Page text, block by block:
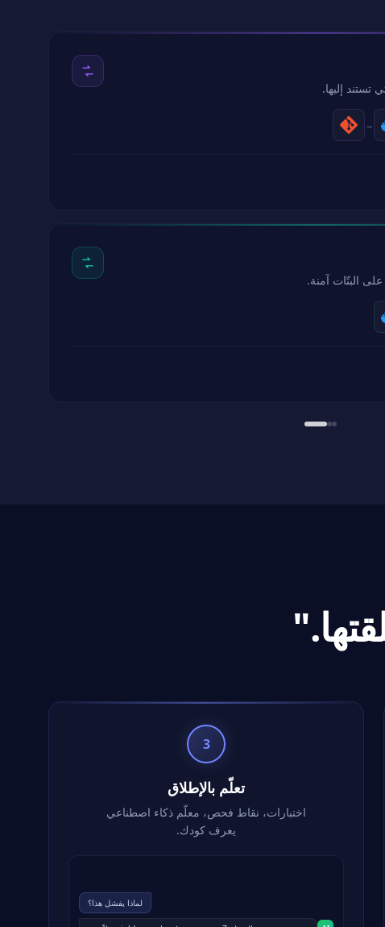
→
البتّات آمنة.
3
تعلّم بالإطلاق
اختبارات، نقاط فحص، معلّم ذكاء اصطناعي
يعرف كودك.
لماذا يفشل هذا؟